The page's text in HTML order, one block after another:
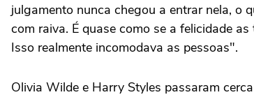
julgamento nunca chegou a entrar nela, o
com raiva. É quase como se a felicidade
Isso realmente incomodava as pessoas".
Olivia Wilde e Harry Styles passaram